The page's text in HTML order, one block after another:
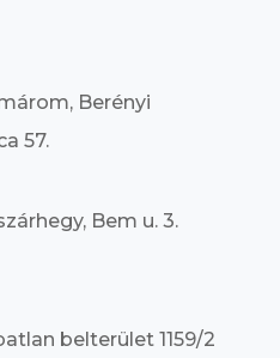
Berényi
57.
Bem u. 3.
belterület 1159/2